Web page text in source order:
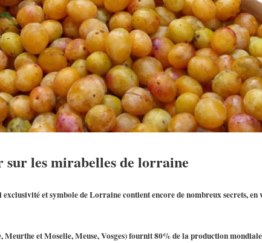
sur les mirabelles de lorraine
exclusivité et symbole de Lorrainecontient encore de nombreux secrets,
et Moselle, Meuse, Vosges) fournit 80% de la production